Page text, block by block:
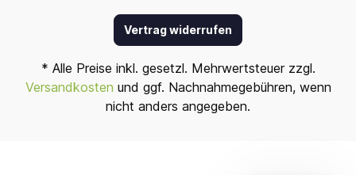
Vertrag widerrufen
* Alle Preise inkl. gesetzl. Mehrwertsteuer zzgl.
Versandkosten und ggf. Nachnahmegebühren, wenn
nicht anders angegeben.